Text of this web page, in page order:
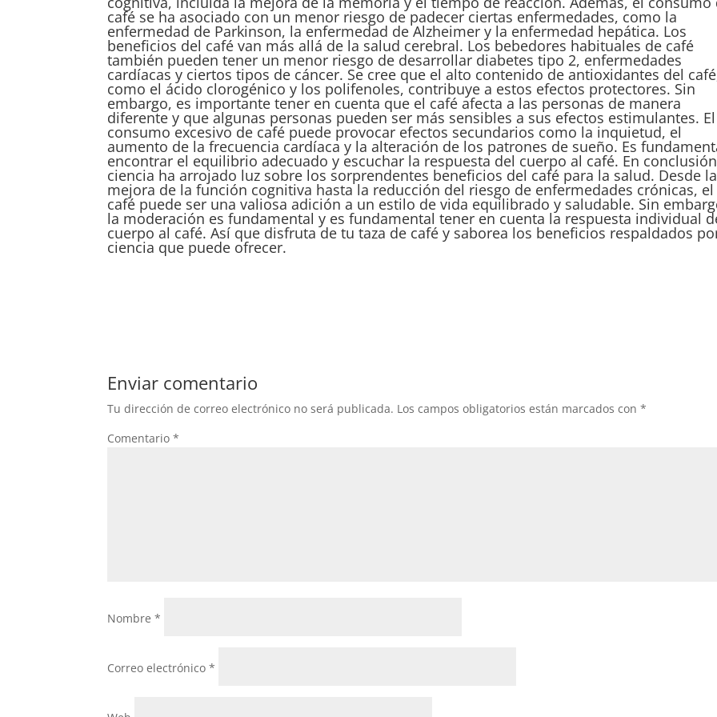
café se ha asociado con un menor riesgo de padecer ciertas enfermedades, como la
enfermedad de Parkinson, la enfermedad de Alzheimer y la enfermedad hepática. Los
beneficios del café van más allá de la salud cerebral. Los bebedores habituales de café
también pueden tener un menor riesgo de desarrollar diabetes tipo 2, enfermedades
cardíacas y ciertos tipos de cáncer. Se cree que el alto contenido de antioxidantes del
como el ácido clorogénico y los polifenoles, contribuye a estos efectos protectores. Sin
embargo, es importante tener en cuenta que el café afecta a las personas de manera
diferente y que algunas personas pueden ser más sensibles a sus efectos estimulantes. El
consumo excesivo de café puede provocar efectos secundarios como la inquietud, el
aumento de la frecuencia cardíaca y la alteración de los patrones de sueño. Es
encontrar el equilibrio adecuado y escuchar la respuesta del cuerpo al café. En
ciencia ha arrojado luz sobre los sorprendentes beneficios del café para la salud. Desde la
mejora de la función cognitiva hasta la reducción del riesgo de enfermedades crónicas, el
café puede ser una valiosa adición a un estilo de vida equilibrado y saludable. Sin
la moderación es fundamental y es fundamental tener en cuenta la respuesta individual
cuerpo al café. Así que disfruta de tu taza de café y saborea los beneficios respaldados
ciencia que puede ofrecer.
Enviar comentario
Tu dirección de correo electrónico no será publicada. Los campos obligatorios están marcados con*
Comentario*
Nombre*
Correo electrónico*